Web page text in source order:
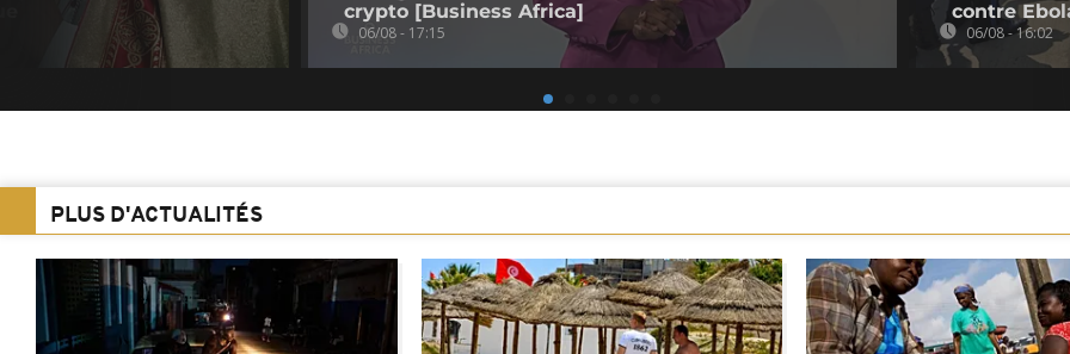
crypto [Business Africa]
06/08 - 17:15
contre
06/08 - 16:02
PLUS D'ACTUALITÉS